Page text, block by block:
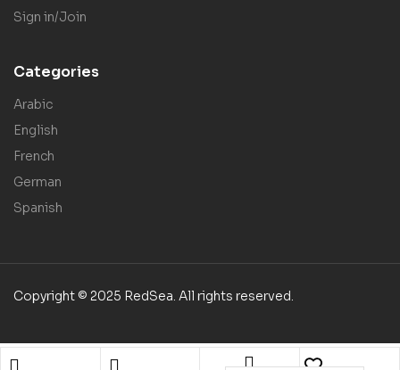
Sign in/Join
Categories
Arabic
English
French
German
Spanish
Copyright © 2025 RedSea. All rights reserved.